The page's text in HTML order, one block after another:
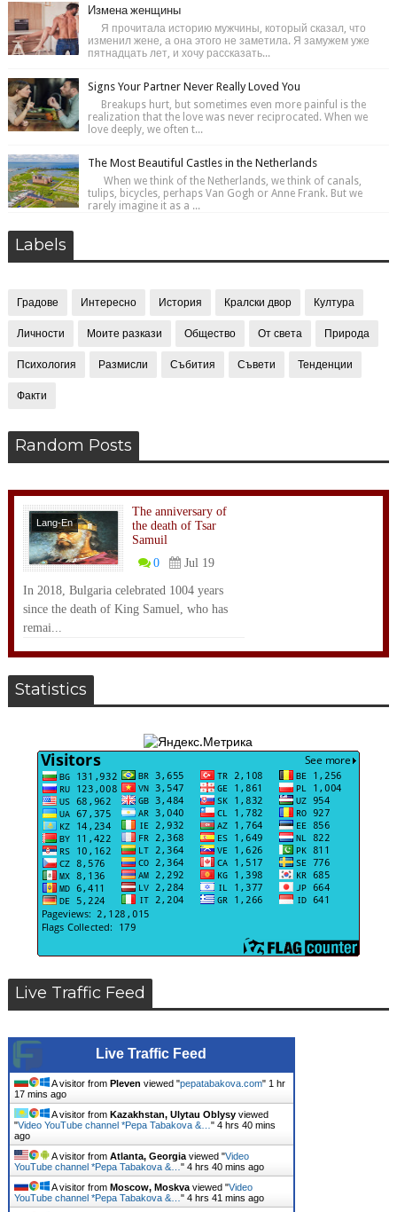
Измена женщины
Я прочитала историю мужчины, который сказал, что
изменил жене, а она этого не заметила. Я замужем уже
пятнадцать лет, и хочу рассказать...
Signs Your Partner Never Really Loved You
Breakups hurt, but sometimes even more painful is the
realization that the love was never reciprocated. When we
love deeply, we often t...
The Most Beautiful Castles in the Netherlands
When we think of the Netherlands, we think of canals,
tulips, bicycles, perhaps Van Gogh or Anne Frank. But we
rarely imagine it as a ...
Labels
Градове Интересно История Кралски двор Култура
Личности Моите разкази Общество От света Природа
Психология Размисли Събития Съвети Тенденции
Факти
Random Posts
Lang-En
The anniversary of
the death of Tsar
Samuil
0
Jul 19
In 2018, Bulgaria celebrated 1004 years
since the death of King Samuel, who has
remai...
Statistics
Live Traffic Feed
Live Traffic Feed
A visitor from Pleven viewed "pepatabakova.com" 1 hr
17 mins ago
A visitor from Kazakhstan, Ulytau Oblysyviewed
"Video YouTube channel *Pepa Tabakova &… " 4 hrs 40 mins
ago
A visitor from Atlanta, Georgiaviewed "Video
YouTube channel *Pepa Tabakova &… " 4 hrs 40 mins ago
A visitor from Moscow, Moskvaviewed "Video
YouTube channel *Pepa Tabakova &… " 4 hrs 41 mins ago